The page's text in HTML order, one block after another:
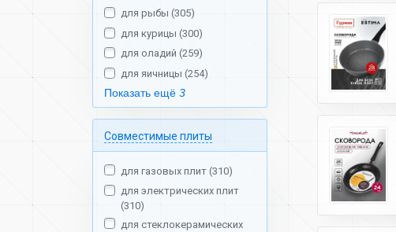
для рыбы (305)
для курицы (300)
для оладий (259)
для яичницы (254)
Показать ещё 3
Совместимые плиты
для газовых плит (310)
для электрических плит
(310)
для стеклокерамических